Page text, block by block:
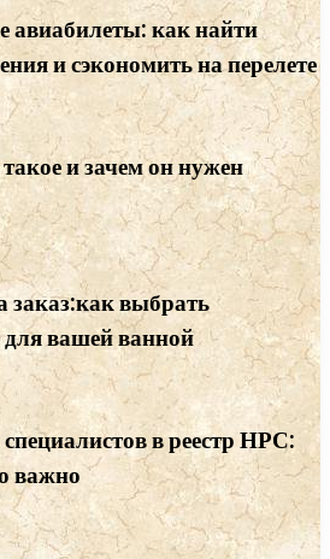
авиабилеты: как найти
и сэкономить на перелете
и зачем он нужен
заказ:как выбрать
вашей ванной
в реестр НРС:
важно